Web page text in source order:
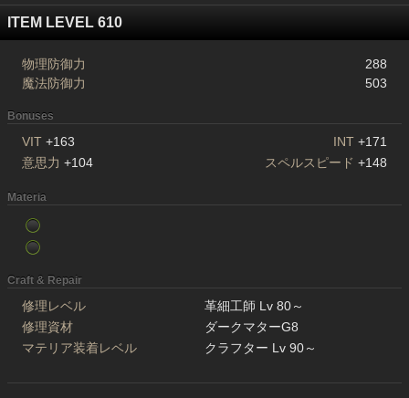
ITEM LEVEL 610
物理防御力
288
魔法防御力
503
Bonuses
VIT +163 INT +171
意思力 +104 スペルスピード +148
Materia
Craft & Repair
修理レベル
革細工師 Lv 80～
修理資材
ダークマターG8
マテリア装着レベル
クラフター Lv 90～